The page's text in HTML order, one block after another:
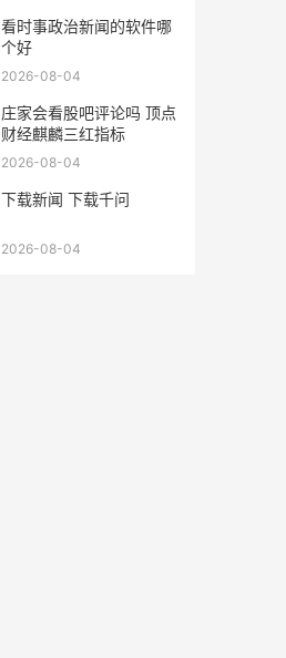
看时事政治新闻的软件哪
个好
2026-08-04
庄家会看股吧评论吗 顶点
财经麒麟三红指标
2026-08-04
下载新闻 下载千问
2026-08-04